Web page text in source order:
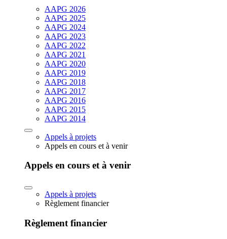
AAPG 2026
AAPG 2025
AAPG 2024
AAPG 2023
AAPG 2022
AAPG 2021
AAPG 2020
AAPG 2019
AAPG 2018
AAPG 2017
AAPG 2016
AAPG 2015
AAPG 2014
Appels à projets
Appels en cours et à venir
Appels en cours et à venir
Appels à projets
Règlement financier
Règlement financier